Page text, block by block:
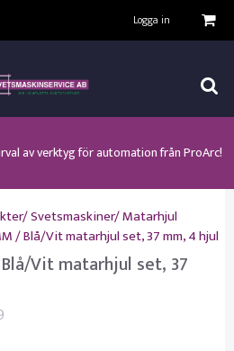
Logga in
våra nuvarande kampanjer!
av verktyg för automation från ProArc!
rullbockar och längdsvets från ProArc!
från Esab, Rogue ET 230iP AC/DC!
Minarc T 223 AC/DC från Kemppi!
PAPR-enheten från ESAB EPR-X1.1!
Auto och MinarcMig 220 Auto från Kemppi!
/Svetsmaskiner/Matarhjul
/ Blå/Vit matarhjul set, 37 mm, 4 hjul
Vit matarhjul set, 37
TILL KASSAN